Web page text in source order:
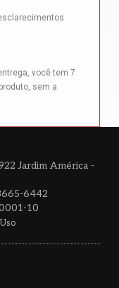
você tem 7
sem a
Jardim América -
6442
10